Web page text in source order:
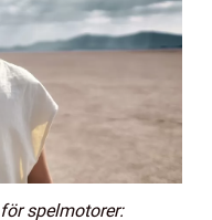
spelmotorer: